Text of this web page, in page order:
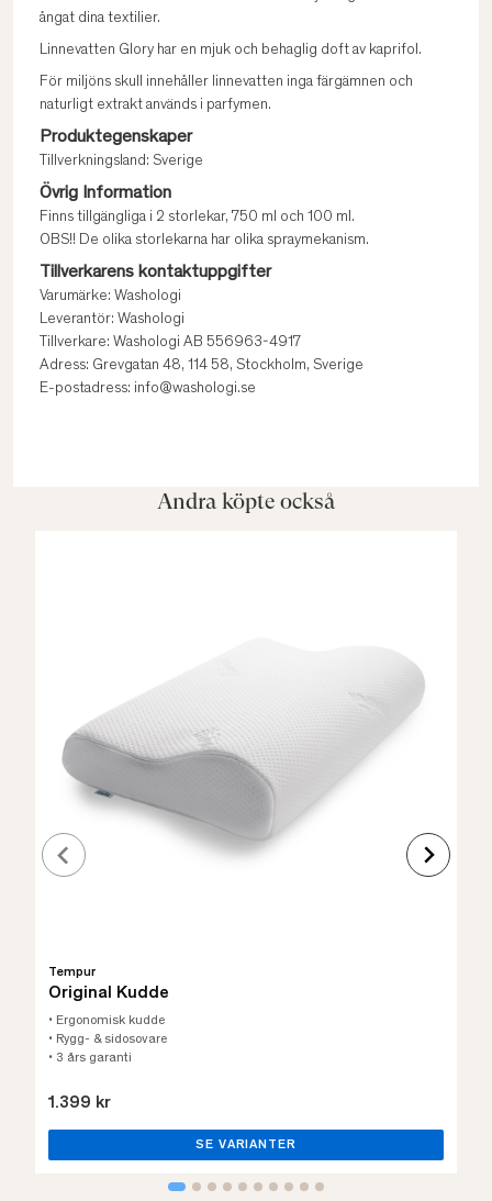
ångat dina textilier.
Linnevatten Glory har en mjuk och behaglig doft av kaprifol.
För miljöns skull innehåller linnevatten inga färgämnen och
naturligt extrakt används i parfymen.
Produktegenskaper
Tillverkningsland: Sverige
Övrig Information
Finns tillgängliga i 2 storlekar, 750 ml och 100 ml.
OBS!! De olika storlekarna har olika spraymekanism.
Tillverkarens kontaktuppgifter
Varumärke: Washologi
Leverantör: Washologi
Tillverkare: Washologi AB 556963-4917
Adress: Grevgatan 48, 114 58, Stockholm, Sverige
E-postadress: info@washologi.se
Andra köpte också
Tempur
Original Kudde
• Ergonomisk kudde
• Rygg- & sidosovare
• 3 års garanti
1.399 kr
SE VARIANTER